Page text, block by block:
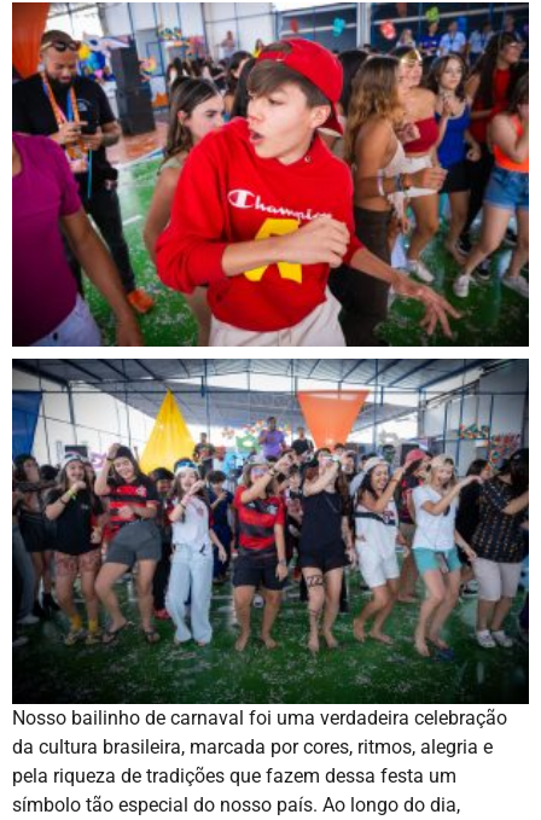
Nosso bailinho de carnaval foi uma verdadeira celebração
da cultura brasileira, marcada por cores, ritmos, alegria e
pela riqueza de tradições que fazem dessa festa um
símbolo tão especial do nosso país. Ao longo do dia,